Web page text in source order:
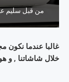
من قبلسليم
غالبا عندما
خلال شاشاتنا , و